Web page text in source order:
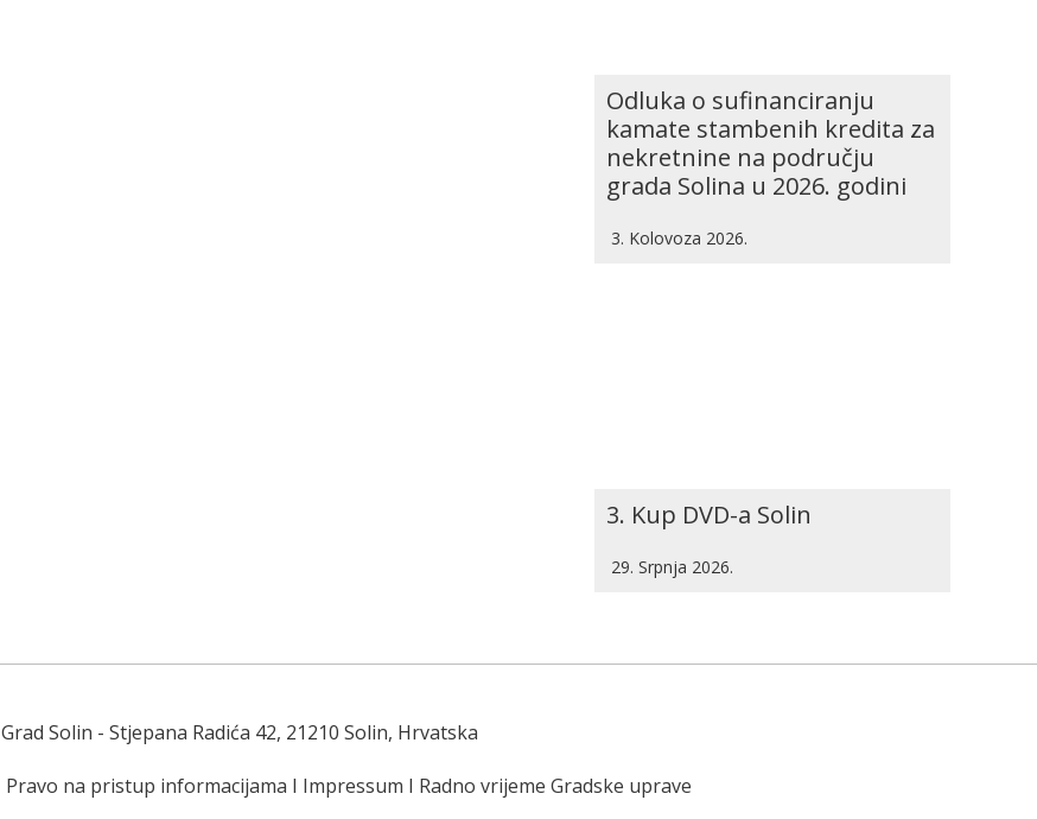
Odluka o sufinanciranju
kamate stambenih kredita za
nekretnine na području
grada Solina u 2026. godini
3. Kolovoza 2026.
3. Kup DVD-a Solin
29. Srpnja 2026.
Grad Solin - Stjepana Radića 42, 21210 Solin, Hrvatska
Pravo na pristup informacijama I Impressum I Radno vrijeme Gradske uprave